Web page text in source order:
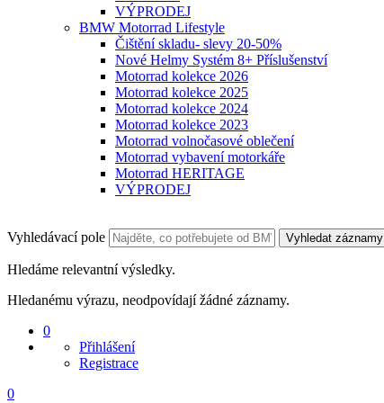
VÝPRODEJ
BMW Motorrad Lifestyle
Čištění skladu- slevy 20-50%
Nové Helmy Systém 8+ Příslušenství
Motorrad kolekce 2026
Motorrad kolekce 2025
Motorrad kolekce 2024
Motorrad kolekce 2023
Motorrad volnočasové oblečení
Motorrad vybavení motorkáře
Motorrad HERITAGE
VÝPRODEJ
Vyhledávací pole Vyhledat záznamy
Hledáme relevantní výsledky.
Hledanému výrazu, neodpovídají žádné záznamy.
0
Přihlášení
Registrace
0